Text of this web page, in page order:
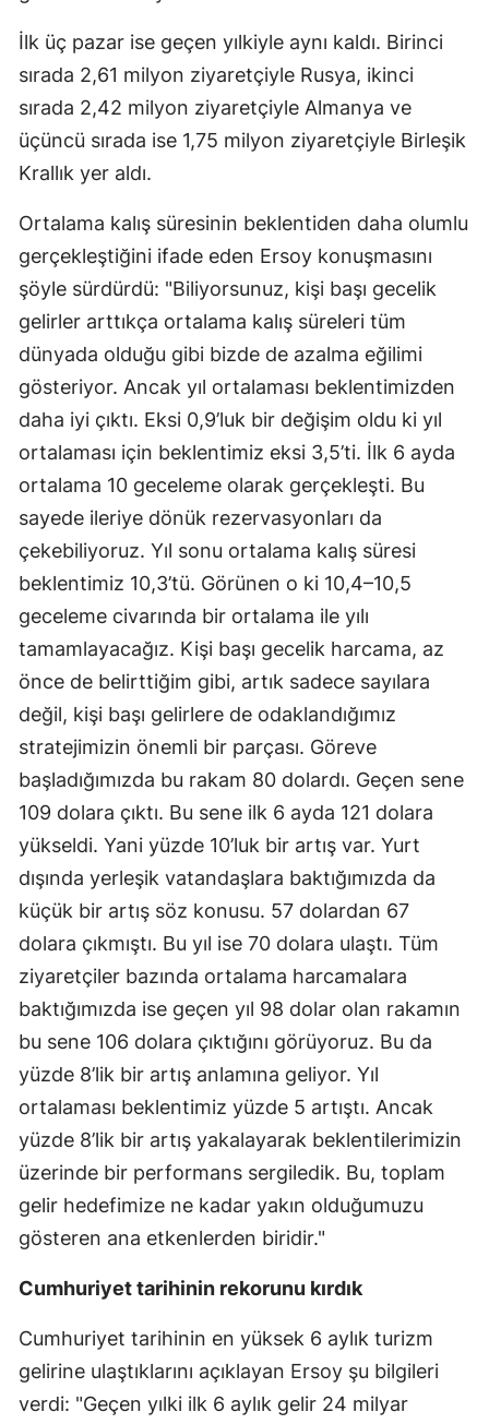
İlk üç pazar ise geçen yılkiyle aynı kaldı. Birinci
sırada 2,61 milyon ziyaretçiyle Rusya, ikinci
sırada 2,42 milyon ziyaretçiyle Almanya ve
üçüncü sırada ise 1,75 milyon ziyaretçiyle Birleşik
Krallık yer aldı.
Ortalama kalış süresinin beklentiden daha olumlu
gerçekleştiğini ifade eden Ersoy konuşmasını
şöyle sürdürdü: "Biliyorsunuz, kişi başı gecelik
gelirler arttıkça ortalama kalış süreleri tüm
dünyada olduğu gibi bizde de azalma eğilimi
gösteriyor. Ancak yıl ortalaması beklentimizden
daha iyi çıktı. Eksi 0,9’luk bir değişim oldu ki yıl
ortalaması için beklentimiz eksi 3,5’ti. İlk 6 ayda
ortalama 10 geceleme olarak gerçekleşti. Bu
sayede ileriye dönük rezervasyonları da
çekebiliyoruz. Yıl sonu ortalama kalış süresi
beklentimiz 10,3’tü. Görünen o ki 10,4–10,5
geceleme civarında bir ortalama ile yılı
tamamlayacağız. Kişi başı gecelik harcama, az
önce de belirttiğim gibi, artık sadece sayılara
değil, kişi başı gelirlere de odaklandığımız
stratejimizin önemli bir parçası. Göreve
başladığımızda bu rakam 80 dolardı. Geçen sene
109 dolara çıktı. Bu sene ilk 6 ayda 121 dolara
yükseldi. Yani yüzde 10’luk bir artış var. Yurt
dışında yerleşik vatandaşlara baktığımızda da
küçük bir artış söz konusu. 57 dolardan 67
dolara çıkmıştı. Bu yıl ise 70 dolara ulaştı. Tüm
ziyaretçiler bazında ortalama harcamalara
baktığımızda ise geçen yıl 98 dolar olan rakamın
bu sene 106 dolara çıktığını görüyoruz. Bu da
yüzde 8’lik bir artış anlamına geliyor. Yıl
ortalaması beklentimiz yüzde 5 artıştı. Ancak
yüzde 8’lik bir artış yakalayarak beklentilerimizin
üzerinde bir performans sergiledik. Bu, toplam
gelir hedefimize ne kadar yakın olduğumuzu
gösteren ana etkenlerden biridir."
Cumhuriyet tarihinin rekorunu kırdık
Cumhuriyet tarihinin en yüksek 6 aylık turizm
gelirine ulaştıklarını açıklayan Ersoy şu bilgileri
verdi: "Geçen yılki ilk 6 aylık gelir 24 milyar